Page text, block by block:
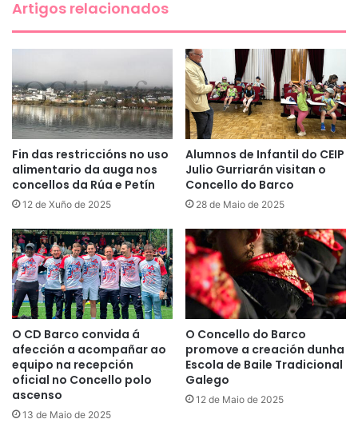
Artigos relacionados
Fin das restriccións no uso
alimentario da auga nos
concellos da Rúa e Petín
12 de Xuño de 2025
Alumnos de Infantil do CEIP
Julio Gurriarán visitan o
Concello do Barco
28 de Maio de 2025
O CD Barco convida á
afección a acompañar ao
equipo na recepción
oficial no Concello polo
ascenso
13 de Maio de 2025
O Concello do Barco
promove a creación dunha
Escola de Baile Tradicional
Galego
12 de Maio de 2025